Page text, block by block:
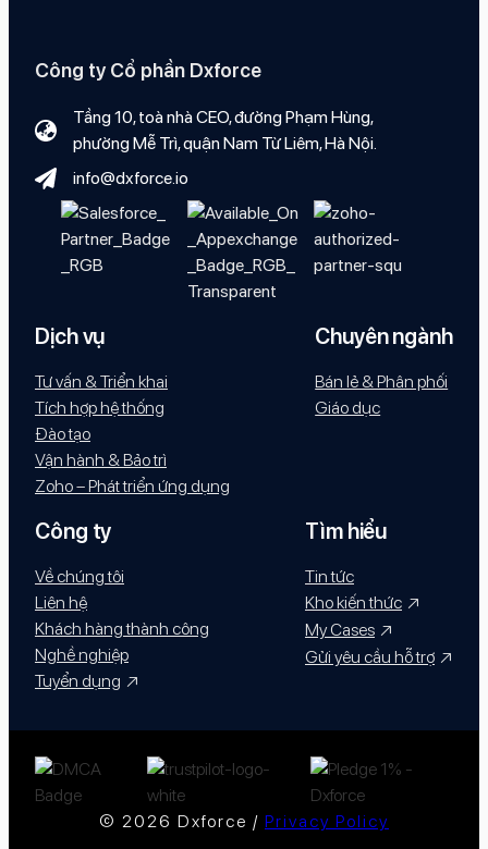
Công ty Cổ phần Dxforce
Tầng 10, toà nhà CEO, đường Phạm Hùng,
phường Mễ Trì, quận Nam Từ Liêm, Hà Nội.
info@dxforce.io
Dịch vụ
Tư vấn & Triển khai
Tích hợp hệ thống
Đào tạo
Vận hành & Bảo trì
Zoho – Phát triển ứng dụng
Chuyên ngành
Bán lẻ & Phân phối
Giáo dục
Công ty
Về chúng tôi
Liên hệ
Khách hàng thành công
Nghề nghiệp
Tuyển dụng
Tìm hiểu
Tin tức
Kho kiến thức
My Cases
Gửi yêu cầu hỗ trợ
© 2026 Dxforce / Privacy Policy